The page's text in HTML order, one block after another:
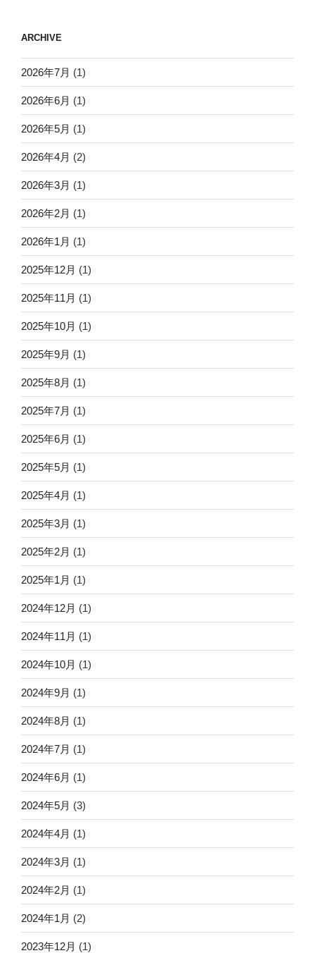
ARCHIVE
2026年7月 (1)
2026年6月 (1)
2026年5月 (1)
2026年4月 (2)
2026年3月 (1)
2026年2月 (1)
2026年1月 (1)
2025年12月 (1)
2025年11月 (1)
2025年10月 (1)
2025年9月 (1)
2025年8月 (1)
2025年7月 (1)
2025年6月 (1)
2025年5月 (1)
2025年4月 (1)
2025年3月 (1)
2025年2月 (1)
2025年1月 (1)
2024年12月 (1)
2024年11月 (1)
2024年10月 (1)
2024年9月 (1)
2024年8月 (1)
2024年7月 (1)
2024年6月 (1)
2024年5月 (3)
2024年4月 (1)
2024年3月 (1)
2024年2月 (1)
2024年1月 (2)
2023年12月 (1)